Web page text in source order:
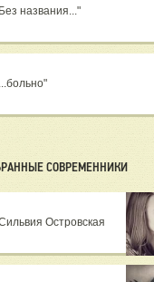
названия..."
СОВРЕМЕННИКИ
Островская